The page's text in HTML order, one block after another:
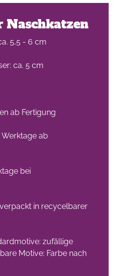
Naschkatzen
5,5 - 6 cm
ca. 5 cm
ab Fertigung
ab
bei
in recycelbarer
zufällige
Motive: Farbe nach